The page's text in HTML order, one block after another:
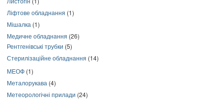
Ліфтове обладнання (1)
Мішалка (1)
Медичне обладнання (26)
Рентгенівські трубки (5)
Стерилізаційне обладнання (14)
МЕОФ (1)
Металорукава (4)
Метеорологічні прилади (24)